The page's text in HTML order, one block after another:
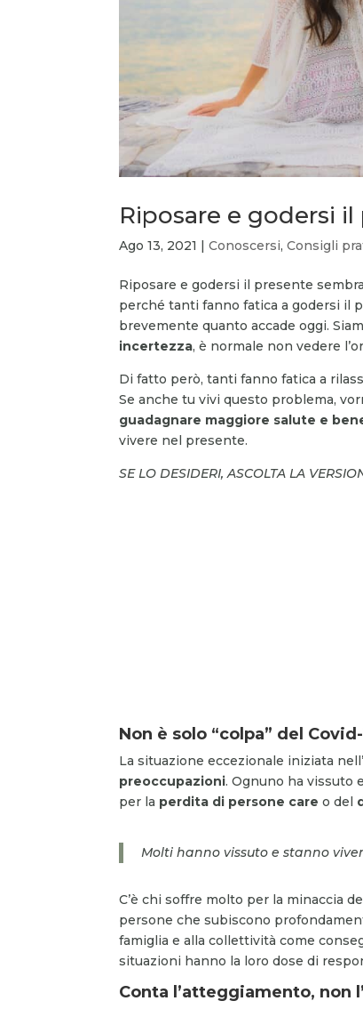
Riposare e godersi
Ago 13, 2021 |Conoscersi,Consigli
Riposare e godersi il presente
perché tanti fanno fatica a godersi il
brevemente quanto accade oggi.
incertezza, è normale non vedere
Di fatto però, tanti fanno fatica a
Se anche tu vivi questo problema,
guadagnare maggiore salute e
vivere nel presente.
SE LO DESIDERI, ASCOLTA LA
Non è solo “colpa” del Covid-
La situazione eccezionale iniziata
preoccupazioni. Ognuno ha vissuto
per la perdita di persone care o del
Molti hanno vissuto e stanno
C’è chi soffre molto per la minaccia
persone che subiscono
famiglia e alla collettività come
situazioni hanno la loro dose di
Conta l’atteggiamento, non